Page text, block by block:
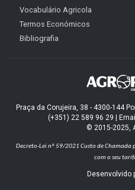
Vocabulário Agricola
Termos Económicos
Bibliografia
Praça da Corujeira, 38 - 4300-144
(+351) 22 589 96 29 |
© 2015-2025,
Decreto-Lei nº 59/2021 Custo de Chamada
com o seu
Desenvolvido